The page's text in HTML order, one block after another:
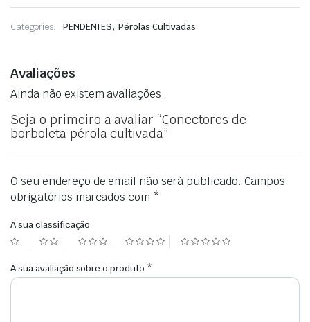
Categories: PENDENTES,Pérolas Cultivadas
Avaliações
Ainda não existem avaliações.
Seja o primeiro a avaliar “Conectores de
borboleta pérola cultivada”
O seu endereço de email não será publicado. Campos
obrigatórios marcados com *
A sua classificação
A sua avaliação sobre o produto *